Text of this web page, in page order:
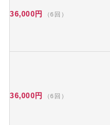
36,000円 （6回）
36,000円 （6回）